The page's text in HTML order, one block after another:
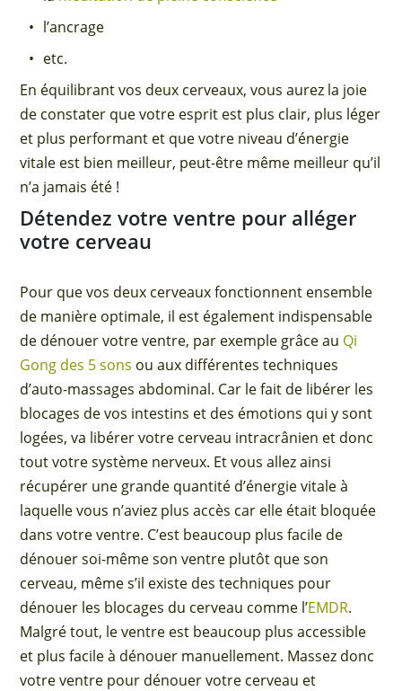
l’ancrage
etc.
En équilibrant vos deux cerveaux, vous aurez la joie
de constater que votre esprit est plus clair, plus léger
et plus performant et que votre niveau d’énergie
vitale est bien meilleur, peut-être même meilleur qu’il
n’a jamais été !
Détendez votre ventre pour alléger
votre cerveau
Pour que vos deux cerveaux fonctionnent ensemble
de manière optimale, il est également indispensable
de dénouer votre ventre, par exemple grâce au Qi
Gong des 5 sons ou aux différentes techniques
d’auto-massages abdominal. Car le fait de libérer les
blocages de vos intestins et des émotions qui y sont
logées, va libérer votre cerveau intracrânien et donc
tout votre système nerveux. Et vous allez ainsi
récupérer une grande quantité d’énergie vitale à
laquelle vous n’aviez plus accès car elle était bloquée
dans votre ventre. C’est beaucoup plus facile de
dénouer soi-même son ventre plutôt que son
cerveau, même s’il existe des techniques pour
dénouer les blocages du cerveau comme l’EMDR.
Malgré tout, le ventre est beaucoup plus accessible
et plus facile à dénouer manuellement. Massez donc
votre ventre pour dénouer votre cerveau et